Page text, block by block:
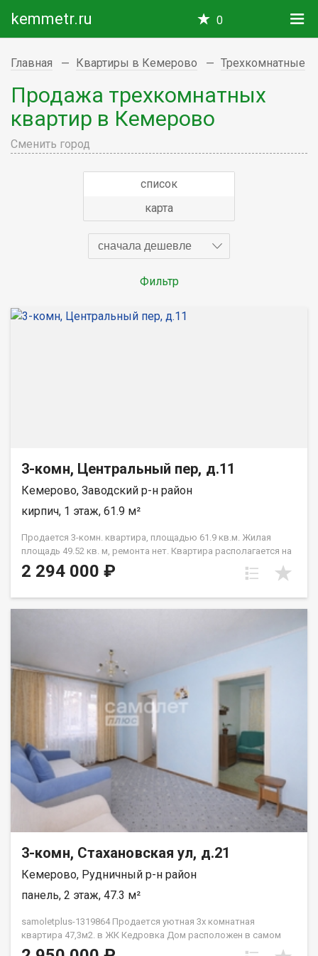
kemmetr.ru 0
Главная Квартиры в Кемерово Трехкомнатные
Продажа трехкомнатных
квартир в Кемерово
Сменить город
список
карта
сначала дешевле
Фильтр
3-комн, Центральный пер, д.11
Кемерово, Заводский р-н район
кирпич, 1 этаж, 61.9 м²
Продается 3-комн. квартира, площадью 61.9 кв.м. Жилая
площадь 49.52 кв. м, ремонта нет. Квартира располагается на
1 этаже 3-этажного кирпичного дома 1980 года постройки.
Отдел продаж
2 294 000 ₽
3-комн, Стахановская ул, д.21
Кемерово, Рудничный р-н район
панель, 2 этаж, 47.3 м²
samoletplus-1319864 Продaeтcя уютнaя 3х кoмнатная
квартиpа 47,3м2. в ЖК Кедровка Дoм pасположен в caмoм
cepдце ж.р. Кедровка. Во дворе дома расположен детский